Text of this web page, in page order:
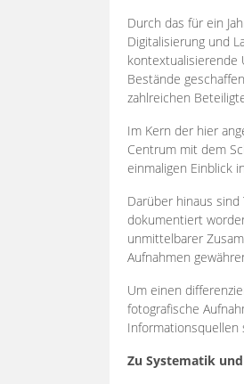
Durch das für ein
Digitalisierung und
kontextualisierende
Bestände
zahlreichen
Im Kern der hier
Centrum mit dem
einmaligen Einblick
Darüber hinaus
dokumentiert
unmittelbarer
Aufnahmen
Um einen
fotografische
Informationsquellen
Zu Systematik